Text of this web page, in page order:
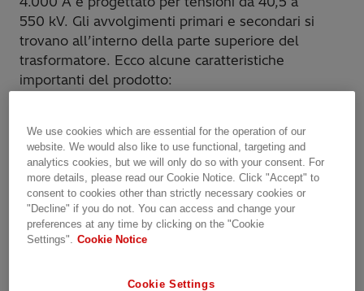
550 kV. Gli avvolgimenti primari e secondari si
trovano all’interno della parte superiore del
trasformatore. Ecco alcune caratteristiche
importanti del prodotto:
Conduttore primario corto con perdite
termiche ridotte, adatto per una corrente
nominale elevata
Nuclei magnetici realizzati in acciaio laminato a
grana orientata e un alto livello di
permeabilità
We use cookies which are essential for the operation of our
website. We would also like to use functional, targeting and
analytics cookies, but we will only do so with your consent. For
more details, please read our Cookie Notice. Click "Accept" to
consent to cookies other than strictly necessary cookies or
"Decline" if you do not. You can access and change your
preferences at any time by clicking on the "Cookie
Settings".
Cookie Notice
Cookie Settings